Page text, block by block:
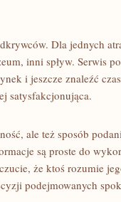
Dla jednych
inni spływ. Serwis
i jeszcze znaleźć
satysfakcjonująca.
ale też sposób
są proste do
że ktoś rozumie
podejmowanych